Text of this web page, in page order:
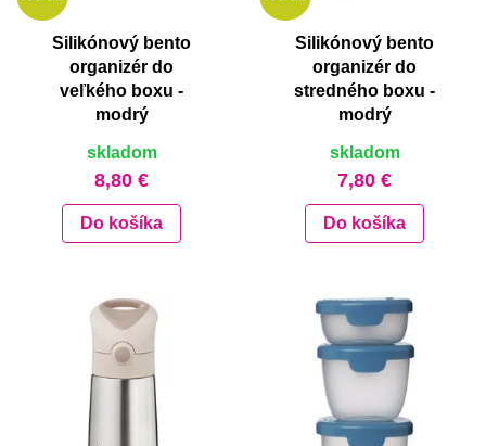
Silikónový bento
organizér do
veľkého boxu -
modrý
skladom
8,80 €
Do košíka
Silikónový bento
organizér do
stredného boxu -
modrý
skladom
7,80 €
Do košíka